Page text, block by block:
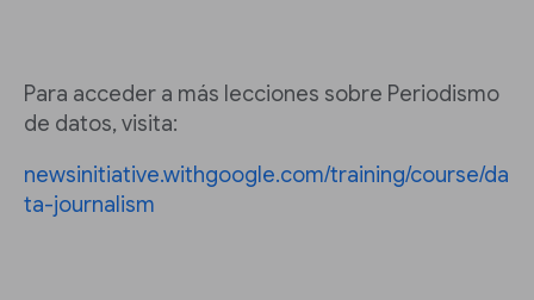
Para acceder a más lecciones sobre Periodismo
de datos, visita:
newsinitiative.withgoogle.com/training/course/da
ta-journalism